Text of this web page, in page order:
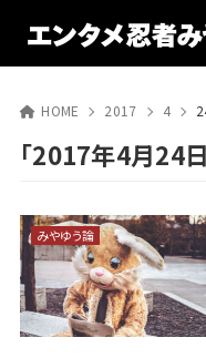
HOME 2017 4
「2017年4月24
みやゆう論